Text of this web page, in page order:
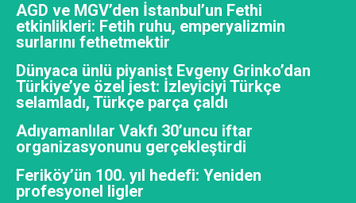
AGD ve MGV’den İstanbul’un Fethi
etkinlikleri: Fetih ruhu, emperyalizmin
surlarını fethetmektir
Dünyaca ünlü piyanist Evgeny Grinko’dan
Türkiye’ye özel jest: İzleyiciyi Türkçe
selamladı, Türkçe parça çaldı
Adıyamanlılar Vakfı 30’uncu iftar
organizasyonunu gerçekleştirdi
Feriköy’ün 100. yıl hedefi: Yeniden
profesyonel ligler